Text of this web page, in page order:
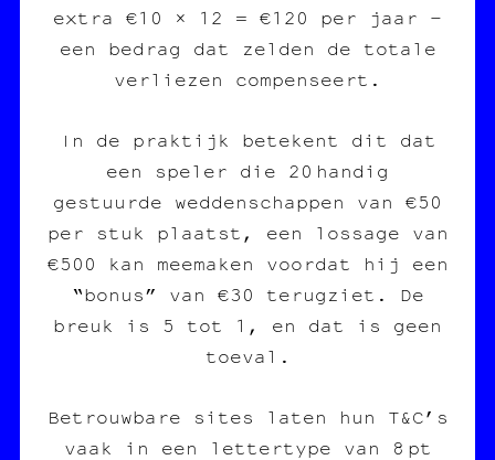
extra €10 × 12 = €120 per jaar –
een bedrag dat zelden de totale
verliezen compenseert.
In de praktijk betekent dit dat
een speler die 20 handig
gestuurde weddenschappen van €50
per stuk plaatst, een lossage van
€500 kan meemaken voordat hij een
“bonus” van €30 terugziet. De
breuk is 5 tot 1, en dat is geen
toeval.
Betrouwbare sites laten hun T&C’s
vaak in een lettertype van 8 pt